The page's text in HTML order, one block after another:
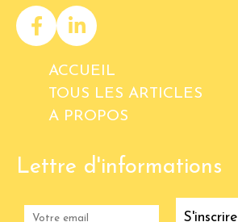
ACCUEIL
TOUS LES ARTICLES
A PROPOS
Lettre d'informations
S'inscrire